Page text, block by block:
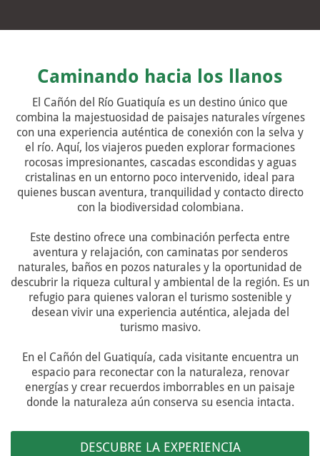
Caminando hacia los llanos
El Cañón del Río Guatiquía es un destino único que
combina la majestuosidad de paisajes naturales vírgenes
con una experiencia auténtica de conexión con la selva y
el río. Aquí, los viajeros pueden explorar formaciones
rocosas impresionantes, cascadas escondidas y aguas
cristalinas en un entorno poco intervenido, ideal para
quienes buscan aventura, tranquilidad y contacto directo
con la biodiversidad colombiana.
Este destino ofrece una combinación perfecta entre
aventura y relajación, con caminatas por senderos
naturales, baños en pozos naturales y la oportunidad de
descubrir la riqueza cultural y ambiental de la región. Es un
refugio para quienes valoran el turismo sostenible y
desean vivir una experiencia auténtica, alejada del
turismo masivo.
En el Cañón del Guatiquía, cada visitante encuentra un
espacio para reconectar con la naturaleza, renovar
energías y crear recuerdos imborrables en un paisaje
donde la naturaleza aún conserva su esencia intacta.
DESCUBRE LA EXPERIENCIA